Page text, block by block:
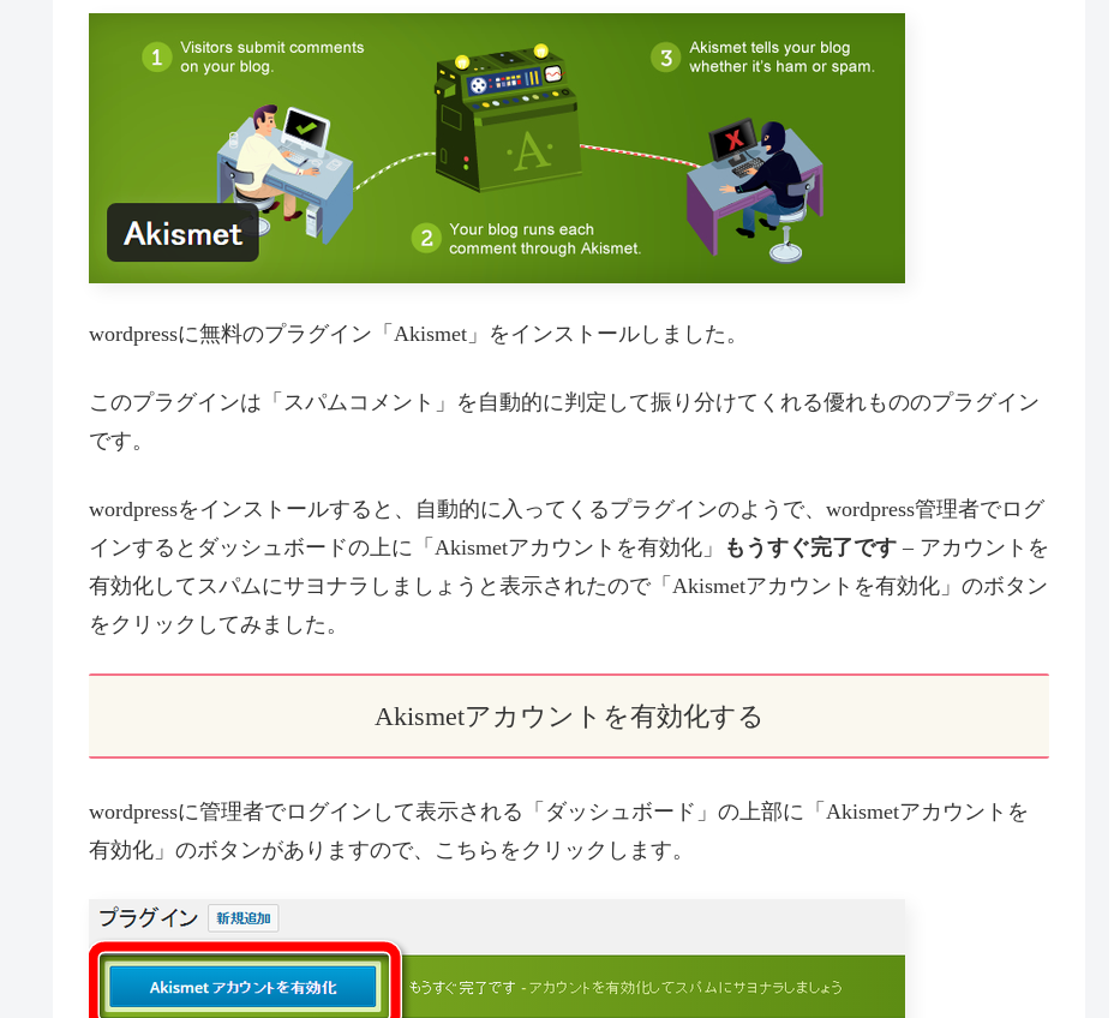
wordpressに無料のプラグイン「Akismet」をインストールしました。
このプラグインは「スパムコメント」を自動的に判定して振り分けてくれる優れもののプラグイン
です。
wordpressをインストールすると、自動的に入ってくるプラグインのようで、wordpress管理者でログ
インするとダッシュボードの上に「Akismetアカウントを有効化」
もうすぐ完了です – アカウントを
有効化してスパムにサヨナラしましょうと表示されたので「Akismetアカウントを有効化」のボタン
をクリックしてみました。
Akismetアカウントを有効化する
wordpressに管理者でログインして表示される「ダッシュボード」の上部に「Akismetアカウントを
有効化」のボタンがありますので、こちらをクリックします。